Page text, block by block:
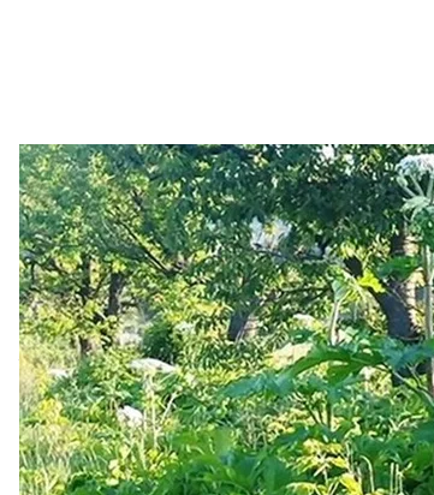
Головне управління
Львівщина бере участь у міжнародному
спрямованому на захист
поширення борщівника.
У межах проєкту до 2027 року планують
громадах області, які найбільше
Так, громади-учасниці проєкту
обприскувачами, обладнанням для
рукавицями, окулярами й масками.
боротьби з борщівником.
Наступним етапом стане закупівля